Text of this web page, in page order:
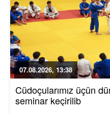
07.08.2026, 13:38
Cüdoçularımız üçün
seminar keçirilib